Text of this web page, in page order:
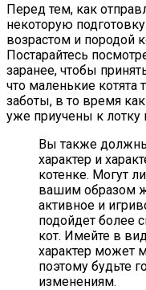
Перед тем, как
некоторую
возрастом и породой
Постарайтесь
заранее, чтобы
что маленькие
заботы, в то время
уже приучены к лотку
Вы также
характер и
котенке. Могут
вашим образом
активное и
подойдет более
кот. Имейте в
характер может
поэтому будьте
изменениям.